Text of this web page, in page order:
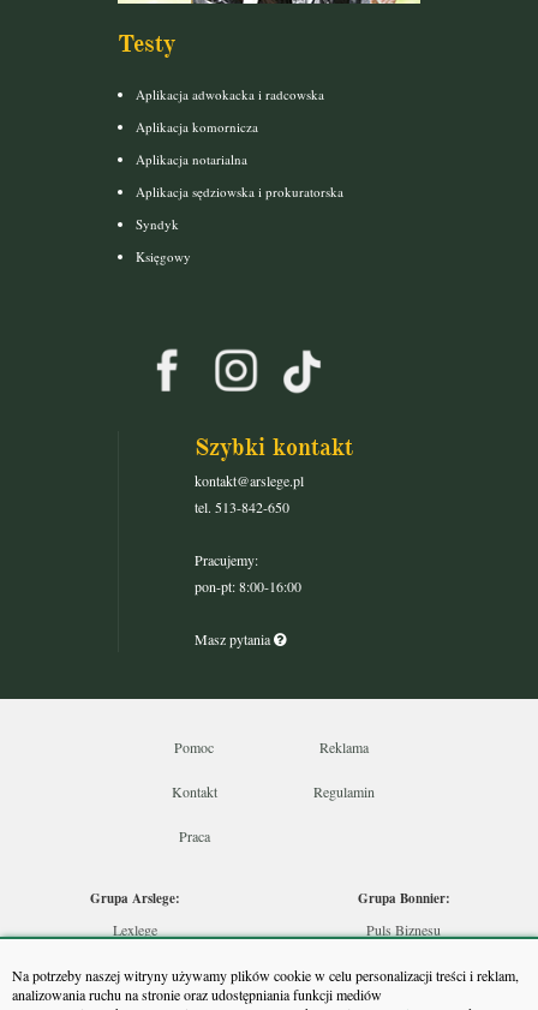
Na potrzeby naszej witryny używamy plików cookie w celu personalizacji treści i reklam,
analizowania ruchu na stronie oraz udostępniania funkcji mediów
Testy
Aplikacja adwokacka i radcowska
Aplikacja komornicza
Aplikacja notarialna
Aplikacja sędziowska i prokuratorska
Syndyk
Księgowy
Szybki kontakt
kontakt@arslege.pl
tel. 513-842-650
Pracujemy:
pon-pt: 8:00-16:00
Masz pytania
Pomoc Reklama
Kontakt Regulamin
Praca
Grupa Arslege:
Lexlege
Skarbowcy
Grupa Bonnier:
Puls Biznesu
Puls Medycyny